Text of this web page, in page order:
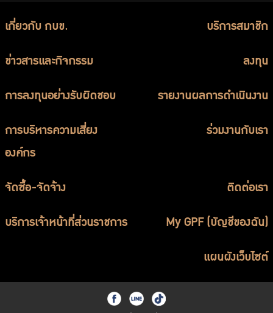
จัดซื้อจัดจ้าง
บริการเจ้าหน้าที่ส่วนราชการ
ติดต่อเรา
เกี่ยวกับ กบข. บริการสมาชิก
ข่าวสารและกิจกรรม ลงทุน
การลงทุนอย่างรับผิดชอบ รายงานผลการดำเนินงาน
การบริหารความเสี่ยง
องค์กร
ร่วมงานกับเรา
จัดซื้อ-จัดจ้าง ติดต่อเรา
บริการเจ้าหน้าที่ส่วนราชการ My GPF (บัญชีของฉัน)
แผนผังเว็บไซต์